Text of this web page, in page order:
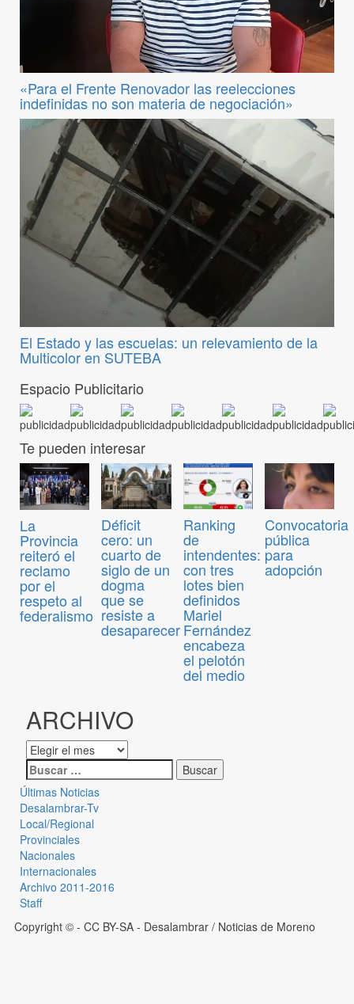
«Para el Frente Renovador las reelecciones
indefinidas no son materia de negociación»
El Estado y las escuelas: un relevamiento de la
Multicolor en SUTEBA
Espacio Publicitario
Te pueden interesar
La
Provincia
reiteró el
reclamo
por el
respeto al
federalismo
Déficit
cero: un
cuarto de
siglo de un
dogma
que se
resiste a
desaparecer
Ranking
de
intendentes:
con tres
lotes bien
definidos
Mariel
Fernández
encabeza
el pelotón
del medio
Convocatoria
pública
para
adopción
ARCHIVO
Últimas Noticias
Desalambrar-Tv
Local/Regional
Provinciales
Nacionales
Internacionales
Archivo 2011-2016
Staff
Copyright © - CC BY-SA - Desalambrar / Noticias de Moreno